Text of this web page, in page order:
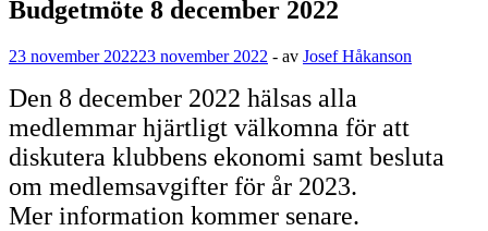
Budgetmöte 8 december 2022
23 november 202223 november 2022 - av Josef Håkanson
Den 8 december 2022 hälsas alla
medlemmar hjärtligt välkomna för att
diskutera klubbens ekonomi samt besluta
om medlemsavgifter för år 2023.
Mer information kommer senare.